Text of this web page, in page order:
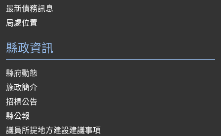
最新債務訊息
局處位置
縣政資訊
縣府動態
施政簡介
招標公告
縣公報
議員所提地方建設建議事項